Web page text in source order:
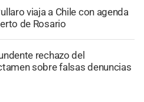
viaja a Chile con agenda
de Rosario
rechazo del
sobre falsas denuncias